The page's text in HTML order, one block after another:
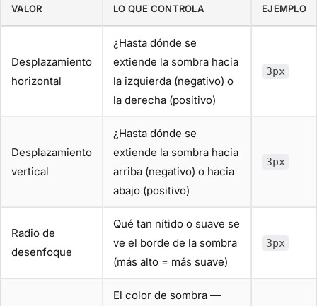
VALOR LO QUE CONTROLA EJEMPLO
Desplazamiento
horizontal
¿Hasta dónde se
extiende la sombra hacia
la izquierda (negativo) o
la derecha (positivo)
3px
Desplazamiento
vertical
¿Hasta dónde se
extiende la sombra hacia
arriba (negativo) o hacia
abajo (positivo)
3px
Radio de
desenfoque
Qué tan nítido o suave se
ve el borde de la sombra
(más alto = más suave)
3px
El color de sombra —